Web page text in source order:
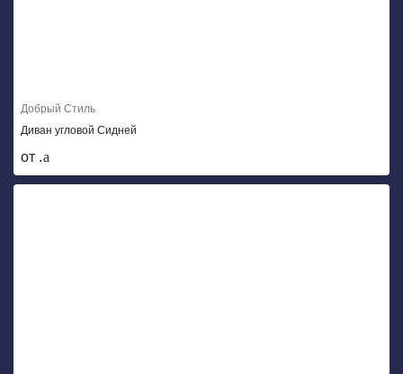
Добрый Стиль
Диван угловой Сидней
от .